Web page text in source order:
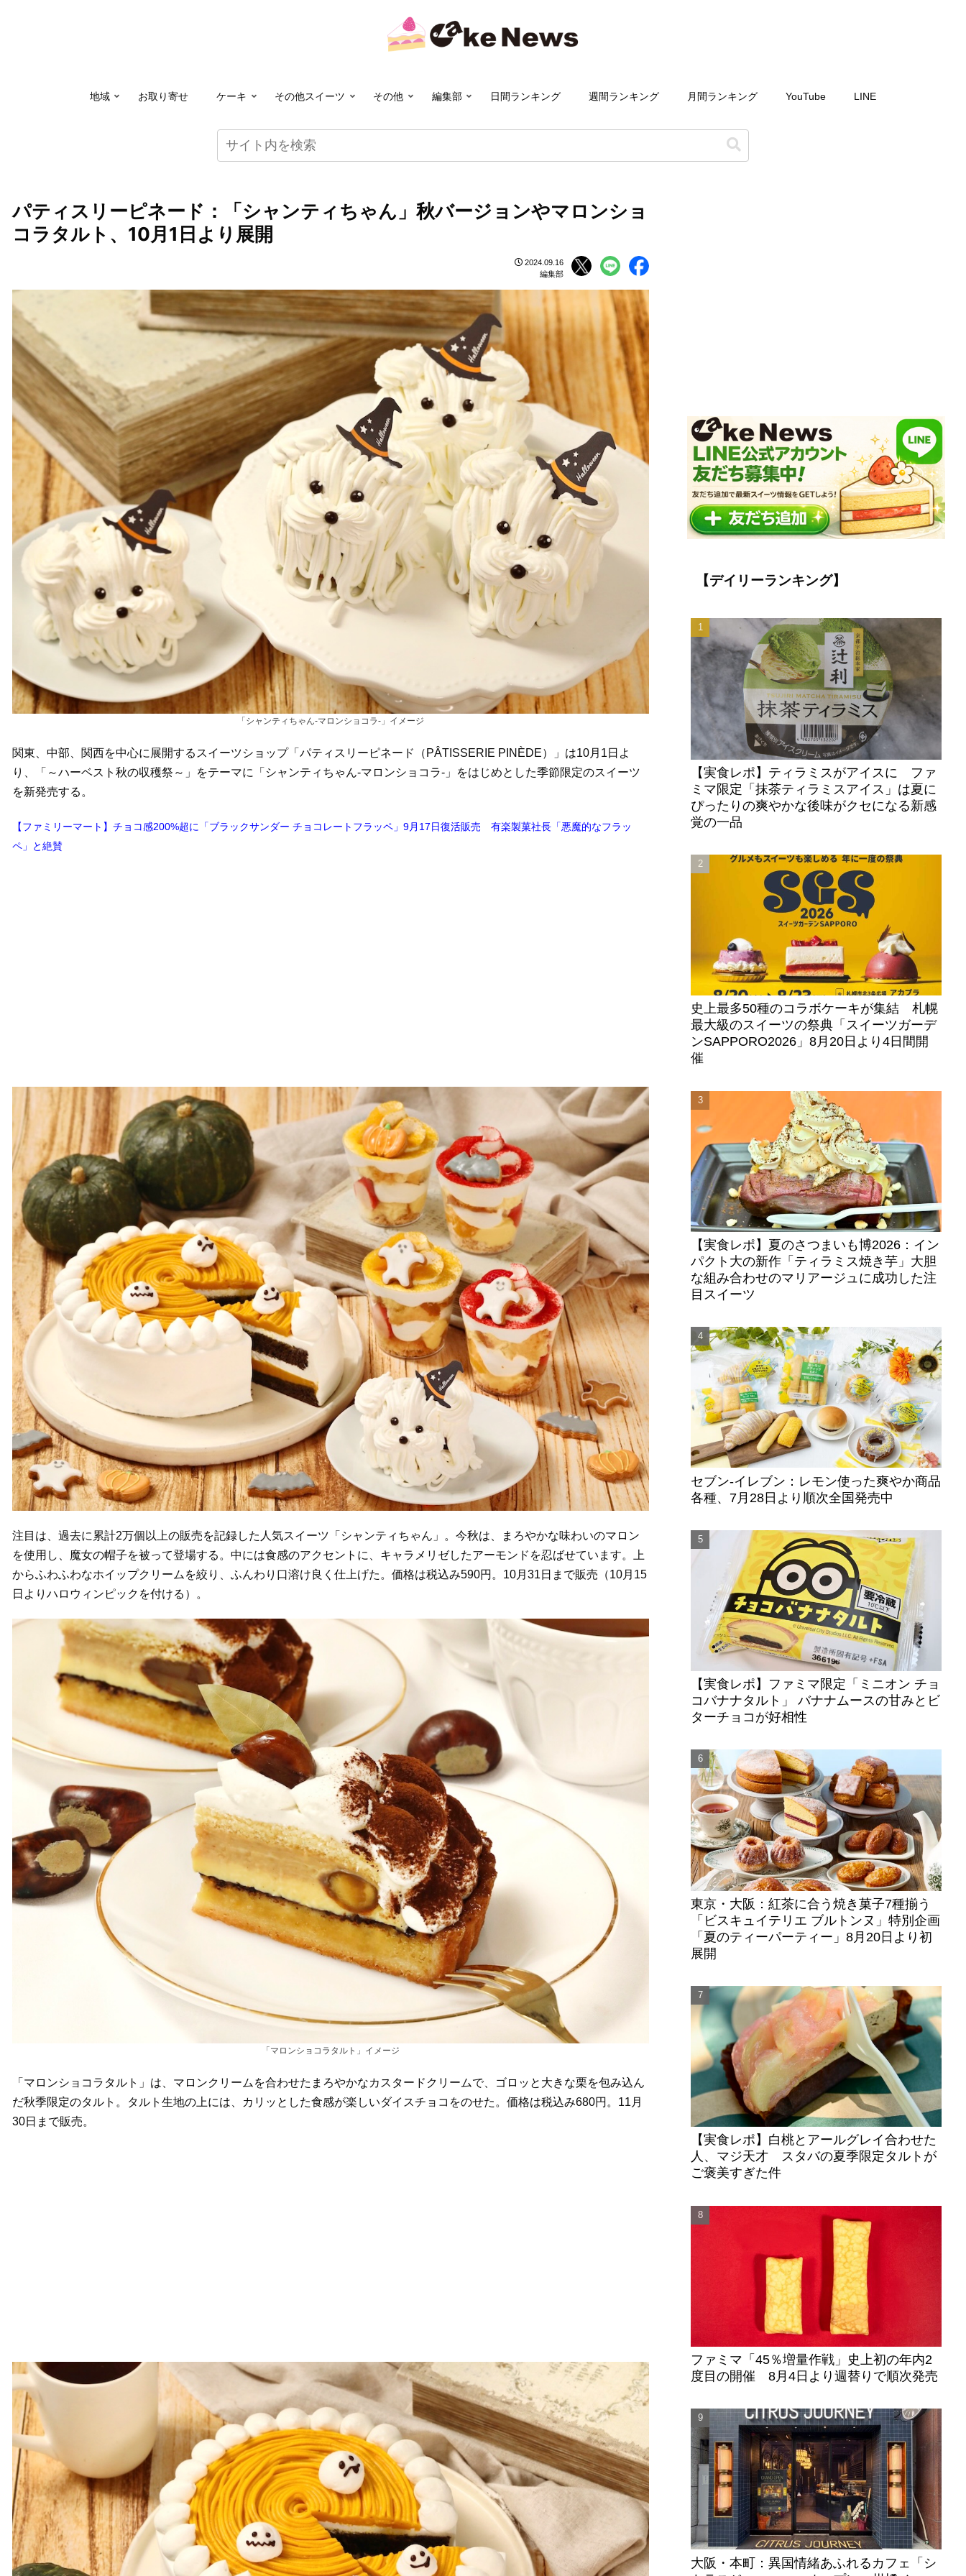
地域 お取り寄せ ケーキ その他スイーツ その他 編集部 日間ランキング 週間ランキング 月間ランキング YouTube LINE
パティスリーピネード：「シャンティちゃん」秋バージョンやマロンショ
コラタルト、10月1日より展開
2024.09.16
編集部
「シャンティちゃん-マロンショコラ-」イメージ
関東、中部、関西を中心に展開するスイーツショップ「パティスリーピネード（PÂTISSERIE PINÈDE）」は10月1日よ
り、「～ハーベスト秋の収穫祭～」をテーマに「シャンティちゃん-マロンショコラ-」をはじめとした季節限定のスイーツ
を新発売する。
【ファミリーマート】チョコ感200%超に「ブラックサンダー チョコレートフラッペ」9月17日復活販売 有楽製菓社長「悪魔的なフラッ
ペ」と絶賛
注目は、過去に累計2万個以上の販売を記録した人気スイーツ「シャンティちゃん」。今秋は、まろやかな味わいのマロン
を使用し、魔女の帽子を被って登場する。中には食感のアクセントに、キャラメリゼしたアーモンドを忍ばせています。上
からふわふわなホイップクリームを絞り、ふんわり口溶け良く仕上げた。価格は税込み590円。10月31日まで販売（10月15
日よりハロウィンピックを付ける）。
「マロンショコラタルト」イメージ
「マロンショコラタルト」は、マロンクリームを合わせたまろやかなカスタードクリームで、ゴロッと大きな栗を包み込ん
だ秋季限定のタルト。タルト生地の上には、カリッとした食感が楽しいダイスチョコをのせた。価格は税込み680円。11月
30日まで販売。
【デイリーランキング】
【実食レポ】ティラミスがアイスに ファ
ミマ限定「抹茶ティラミスアイス」は夏に
ぴったりの爽やかな後味がクセになる新感
覚の一品
史上最多50種のコラボケーキが集結 札幌
最大級のスイーツの祭典「スイーツガーデ
ンSAPPORO2026」8月20日より4日間開
催
【実食レポ】夏のさつまいも博2026：イン
パクト大の新作「ティラミス焼き芋」大胆
な組み合わせのマリアージュに成功した注
目スイーツ
セブン‐イレブン：レモン使った爽やか商品
各種、7月28日より順次全国発売中
【実食レポ】ファミマ限定「ミニオン チョ
コバナナタルト」 バナナムースの甘みとビ
ターチョコが好相性
東京・大阪：紅茶に合う焼き菓子7種揃う
「ビスキュイテリエ ブルトンヌ」特別企画
「夏のティーパーティー」8月20日より初
展開
【実食レポ】白桃とアールグレイ合わせた
人、マジ天才 スタバの夏季限定タルトが
ご褒美すぎた件
ファミマ「45％増量作戦」史上初の年内2
度目の開催 8月4日より週替りで順次発売
大阪・本町：異国情緒あふれるカフェ「シ